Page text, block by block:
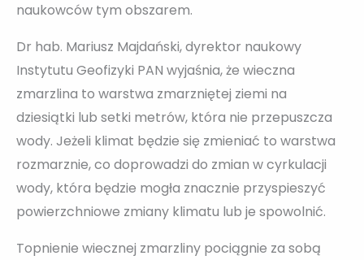
naukowców tym obszarem.
Dr hab. Mariusz Majdański, dyrektor naukowy
Instytutu Geofizyki PAN wyjaśnia, że wieczna
zmarzlina to warstwa zmarzniętej ziemi na
dziesiątki lub setki metrów, która nie przepuszcza
wody. Jeżeli klimat będzie się zmieniać to warstwa
rozmarznie, co doprowadzi do zmian w cyrkulacji
wody, która będzie mogła znacznie przyspieszyć
powierzchniowe zmiany klimatu lub je spowolnić.
Topnienie wiecznej zmarzliny pociągnie za sobą